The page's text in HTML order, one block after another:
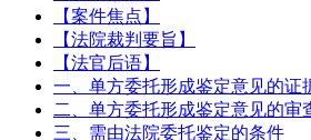
【案件焦点】
【法院裁判要旨】
【法官后语】
一、单方委托形成鉴定意见的证
二、单方委托形成鉴定意见的审
三、需由法院委托鉴定的条件